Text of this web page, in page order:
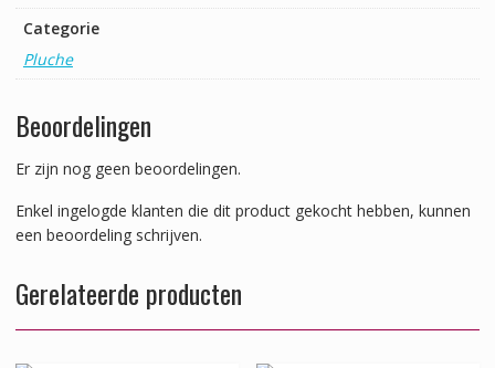
Categorie
Pluche
Beoordelingen
Er zijn nog geen beoordelingen.
Enkel ingelogde klanten die dit product gekocht hebben, kunnen
een beoordeling schrijven.
Gerelateerde producten